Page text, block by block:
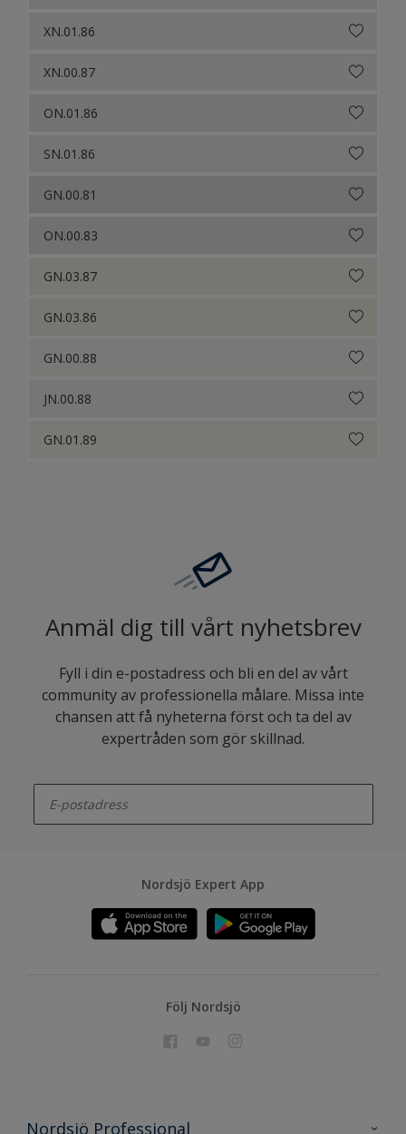
XN.01.86
XN.00.87
ON.01.86
SN.01.86
GN.00.81
ON.00.83
GN.03.87
GN.03.86
GN.00.88
JN.00.88
GN.01.89
Anmäl dig till vårt nyhetsbrev
Fyll i din e-postadress och bli en del av vårt
community av professionella målare. Missa inte
chansen att få nyheterna först och ta del av
expertråden som gör skillnad.
Nordsjö Expert App
Följ Nordsjö
Nordsjö Professional